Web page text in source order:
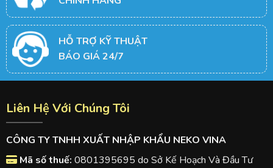
HỖ TRỢ KỸ THUẬT
BÁO GIÁ 24/7
Liên Hệ Với Chúng Tôi
CÔNG TY TNHH XUẤT NHẬP KHẨU NEKO VINA
Mã số thuế: 0801395695 do Sở Kế Hoạch Và Đầu Tư